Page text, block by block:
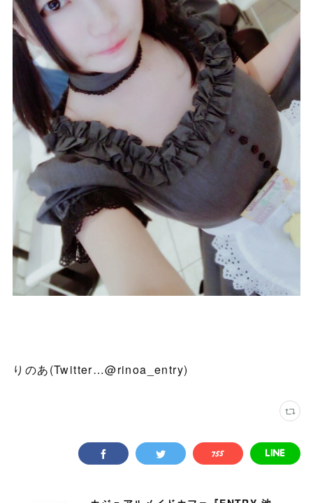
りのあ(Twitter…@rinoa_entry)